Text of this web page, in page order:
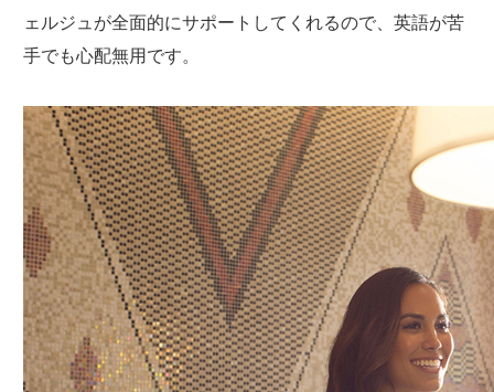
ェルジュが全面的にサポートしてくれるので、英語が苦
手でも心配無用です。